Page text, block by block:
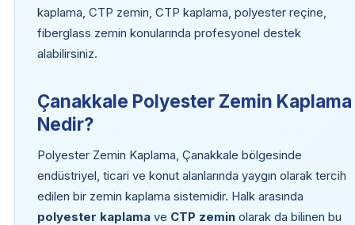
kaplama, CTP zemin, CTP kaplama, polyester reçine,
fiberglass zemin konularında profesyonel destek
alabilirsiniz.
Çanakkale Polyester Zemin Kaplama
Nedir?
Polyester Zemin Kaplama, Çanakkale bölgesinde
endüstriyel, ticari ve konut alanlarında yaygın olarak tercih
edilen bir zemin kaplama sistemidir. Halk arasında
polyester kaplamave CTP zeminolarak da bilinen bu